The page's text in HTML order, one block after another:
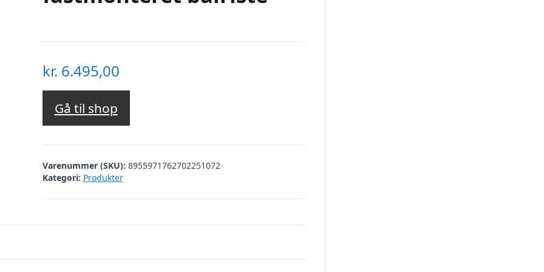
kr. 6.495,00
Gå til shop
Varenummer (SKU): 8955971762702251072
Kategori: Produkter